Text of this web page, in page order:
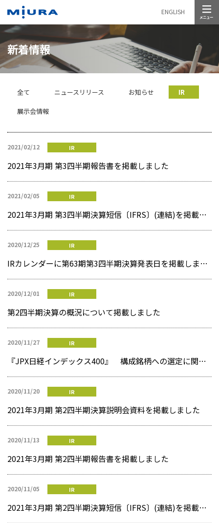
ENGLISH
新着情報
全て ニュースリリース お知らせ IR
展示会情報
2021/02/12 IR
2021年3月期 第3四半期報告書を掲載しました
2021/02/05 IR
2021年3月期 第3四半期決算短信〔IFRS〕(連結)を掲載しました
2020/12/25 IR
IRカレンダーに第63期第3四半期決算発表日を掲載しました
2020/12/01 IR
第2四半期決算の概況について掲載しました
2020/11/27 IR
『JPX日経インデックス400』 構成銘柄への選定に関するお知らせ
2020/11/20 IR
2021年3月期 第2四半期決算説明会資料を掲載しました
2020/11/13 IR
2021年3月期 第2四半期報告書を掲載しました
2020/11/05 IR
2021年3月期 第2四半期決算短信〔IFRS〕(連結)を掲載しました